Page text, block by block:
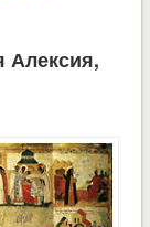
Алексия,